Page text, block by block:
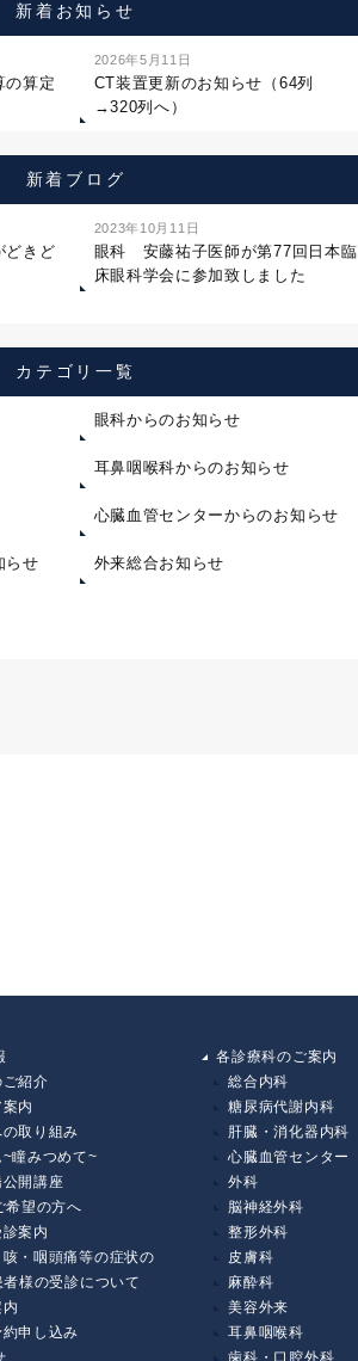
新着お知らせ
の算定
2026年5月11日
CT装置更新のお知らせ（64列
→320列へ）
新着ブログ
どきど
2023年10月11日
眼科 安藤祐子医師が第77回日本臨
床眼科学会に参加致しました
カテゴリ一覧
眼科からのお知らせ
耳鼻咽喉科からのお知らせ
心臓血管センターからのお知らせ
らせ 外来総合お知らせ
ご紹介
内
取り組み
~瞳みつめて~
開講座
希望の方へ
案内
咳・咽頭痛等の症状の
様の受診について
内
申し込み
各診療科のご案内
総合内科
糖尿病代謝内科
肝臓・消化器内科
心臓血管センター
外科
脳神経外科
整形外科
皮膚科
麻酔科
美容外来
耳鼻咽喉科
歯科・口腔外科